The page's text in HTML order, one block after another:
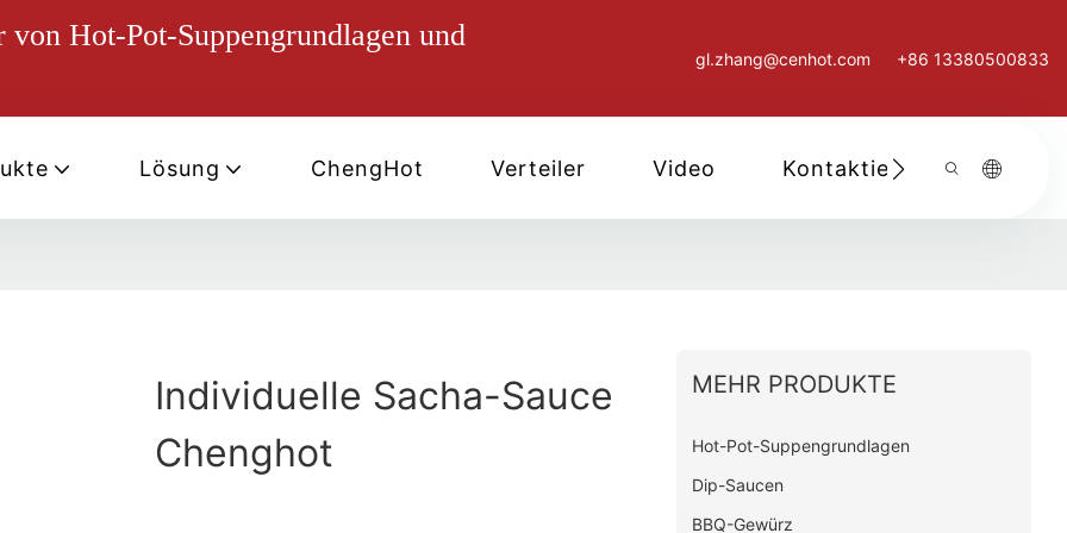
Hot-Pot-Suppengrundlagen und
gl.zhang@cenhot.com +86 13380500833
Lösung ChengHot Verteiler Video Kontaktieren Sie Uns
Individuelle Sacha-Sauce
Chenghot
MEHR PRODUKTE
Hot-Pot-Suppengrundlagen
Dip-Saucen
BBQ-Gewürz